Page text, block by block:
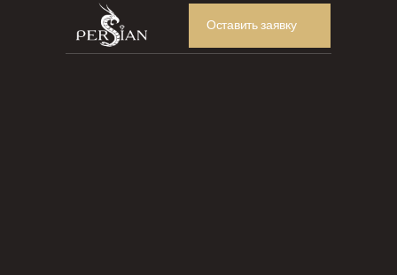
Оставить заявку